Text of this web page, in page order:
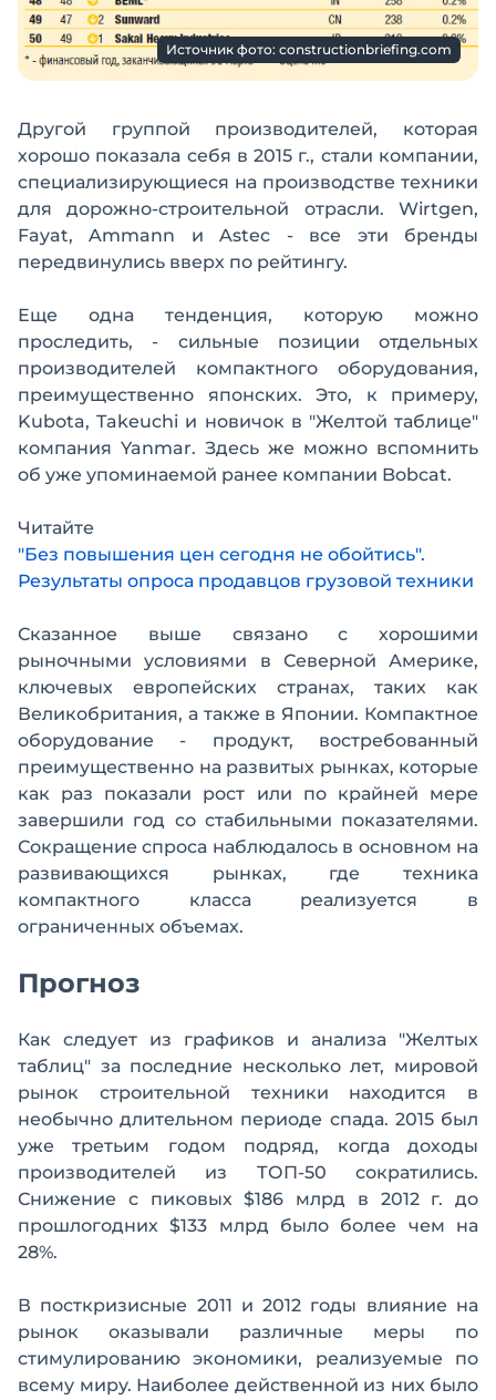
Источник фото: constructionbriefing.com
Другой группой производителей, которая
хорошо показала себя в 2015 г., стали компании,
специализирующиеся на производстве техники
для дорожно-строительной отрасли. Wirtgen,
Fayat, Ammann и Astec - все эти бренды
передвинулись вверх по рейтингу.
Еще одна тенденция, которую можно
проследить, - сильные позиции отдельных
производителей компактного оборудования,
преимущественно японских. Это, к примеру,
Kubota, Takeuchi и новичок в "Желтой таблице"
компания Yanmar. Здесь же можно вспомнить
об уже упоминаемой ранее компании Bobcat.
Читайте
"Без повышения цен сегодня не обойтись".
Результаты опроса продавцов грузовой техники
Сказанное выше связано с хорошими
рыночными условиями в Северной Америке,
ключевых европейских странах, таких как
Великобритания, а также в Японии. Компактное
оборудование - продукт, востребованный
преимущественно на развитых рынках, которые
как раз показали рост или по крайней мере
завершили год со стабильными показателями.
Сокращение спроса наблюдалось в основном на
развивающихся рынках, где техника
компактного класса реализуется в
ограниченных объемах.
Прогноз
Как следует из графиков и анализа "Желтых
таблиц" за последние несколько лет, мировой
рынок строительной техники находится в
необычно длительном периоде спада. 2015 был
уже третьим годом подряд, когда доходы
производителей из ТОП-50 сократились.
Снижение с пиковых $186 млрд в 2012 г. до
прошлогодних $133 млрд было более чем на
28%.
В посткризисные 2011 и 2012 годы влияние на
рынок оказывали различные меры по
стимулированию экономики, реализуемые по
всему миру. Наиболее действенной из них было